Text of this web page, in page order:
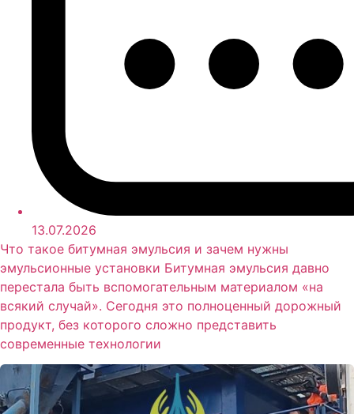
13.07.2026
Что такое битумная эмульсия и зачем нужны
эмульсионные установки Битумная эмульсия давно
перестала быть вспомогательным материалом «на
всякий случай». Сегодня это полноценный дорожный
продукт, без которого сложно представить
современные технологии